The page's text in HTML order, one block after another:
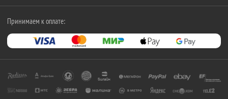
Принимаем к оплате: